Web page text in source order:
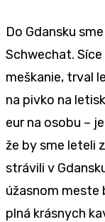
Do Gdansku
Schwechat.
meškanie, trval
na pivko na
eur na osobu –
že by sme leteli
strávili v
úžasnom meste
plná krásnych